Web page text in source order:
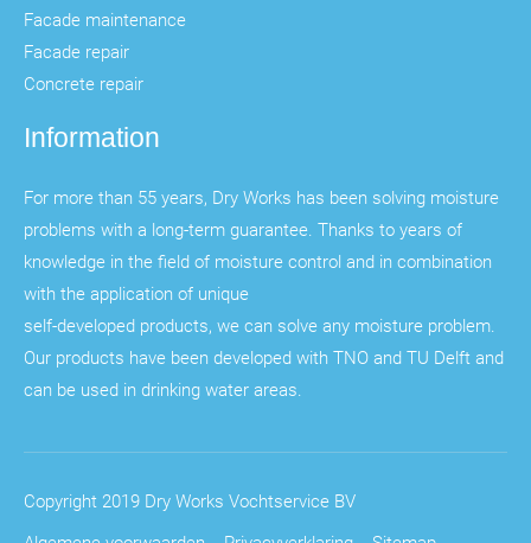
Facade maintenance
Facade repair
Concrete repair
Information
For more than 55 years, Dry Works has been solving moisture
problems with a long-term guarantee. Thanks to years of
knowledge in the field of moisture control and in combination
with the application of unique
self-developed products, we can solve any moisture problem.
Our products have been developed with TNO and TU Delft and
can be used in drinking water areas.
Copyright 2019 Dry Works Vochtservice BV